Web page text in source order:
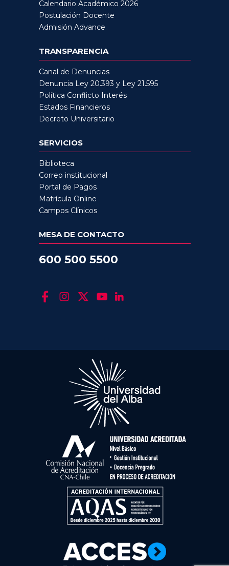
Calendario Académico 2026
Postulación Docente
Admisión Advance
TRANSPARENCIA
Canal de Denuncias
Denuncia Ley 20.393 y Ley 21.595
Política Conflicto Interés
Estados Financieros
Decreto Universitario
SERVICIOS
Biblioteca
Correo institucional
Portal de Pagos
Matrícula Online
Campos Clínicos
MESA DE CONTACTO
600 500 5500